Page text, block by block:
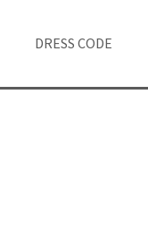
DRESS CODE